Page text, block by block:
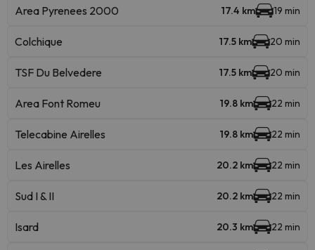
Area Pyrenees 2000 17.4 km 19 min
Colchique 17.5 km 20 min
TSF Du Belvedere 17.5 km 20 min
Area Font Romeu 19.8 km 22 min
Telecabine Airelles 19.8 km 22 min
Les Airelles 20.2 km 22 min
Sud I & II 20.2 km 22 min
Isard 20.3 km 22 min